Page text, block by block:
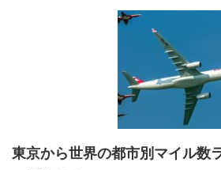
東京から世界の都市別マイル数